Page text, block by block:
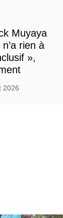
Muyaya
rien à
»,
2026